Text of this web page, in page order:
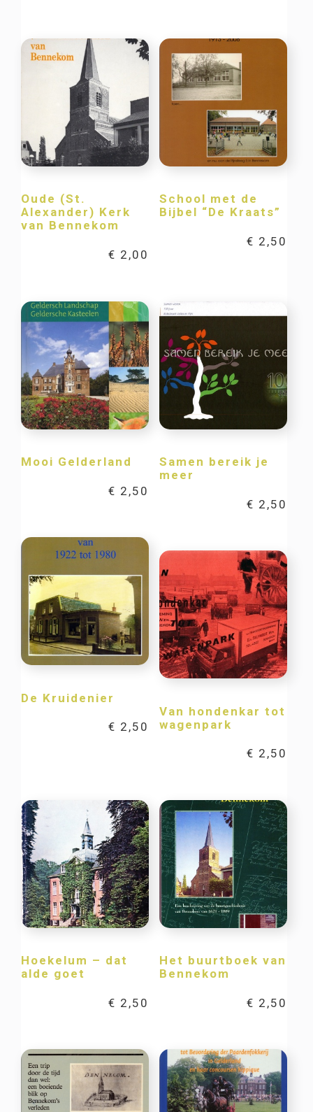
Oude (St.
Alexander) Kerk
van Bennekom
€ 2,00
School met de
Bijbel “De Kraats”
€ 2,50
Mooi Gelderland
€ 2,50
Samen bereik je
meer
€ 2,50
De Kruidenier
€ 2,50
Van hondenkar tot
wagenpark
€ 2,50
Hoekelum – dat
alde goet
€ 2,50
Het buurtboek van
Bennekom
€ 2,50